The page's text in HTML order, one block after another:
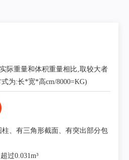
际重量和体积重量相比‚取较大者
为:长*宽*高cm/8000=KG)
、有三角形截面、有突出部分包
过0.031m³